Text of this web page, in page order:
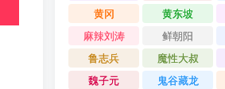
黄冈
黄东坡
麻辣刘涛
鲜朝阳
鲁志兵
魔性大叔
魏子元
鬼谷藏龙